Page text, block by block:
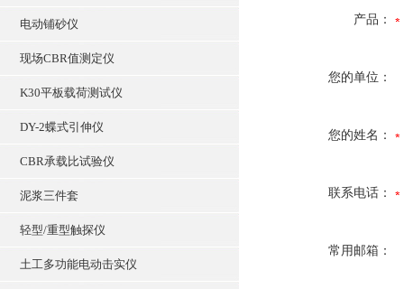
电动铺砂仪
现场CBR值测定仪
K30平板载荷测试仪
DY-2蝶式引伸仪
CBR承载比试验仪
泥浆三件套
轻型/重型触探仪
土工多功能电动击实仪
产品：
您的单位：
您的姓名：
联系电话：
常用邮箱：